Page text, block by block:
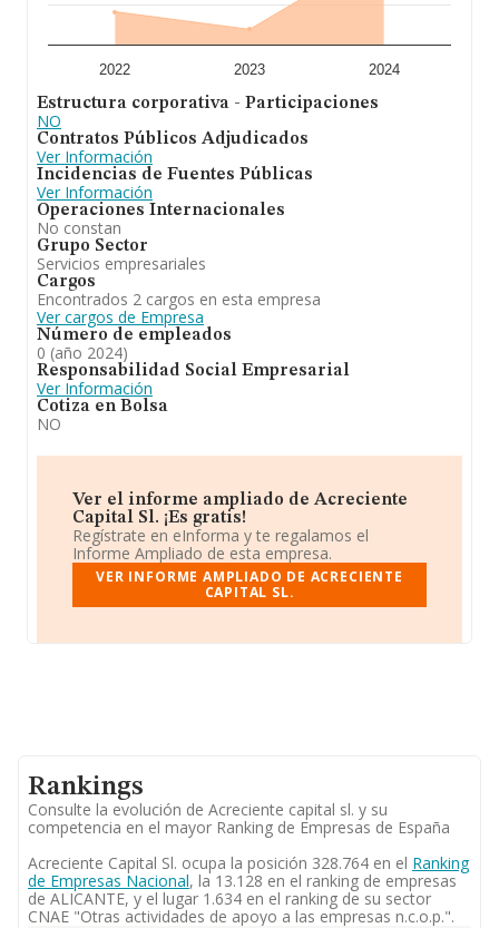
relativa al ámbito de la empresa, la media de
antigüedad desde la constitución es de 18 años. Los
empleados de media son 4.
está enfocada en actuar habitualmente en las
negociaciones o formalización de operaciones típicas
de una entidad de crédito en nombre o por cuenta de
esta, con el carácter de agente de entidad de crédito en
las condiciones y requisitos del art. 22 del real decreto
1245/1995, de 14 de julio, sobre creación de bancos,. En
el ranking de provincia, la compañía ha experimentado
una subida.
2022 2023 2024
Estructura corporativa - Participaciones
NO
Contratos Públicos Adjudicados
Ver Información
Incidencias de Fuentes Públicas
Ver Información
Operaciones Internacionales
No constan
Grupo Sector
Servicios empresariales
Cargos
Encontrados 2 cargos en esta empresa
Ver cargos de Empresa
Número de empleados
0 (año 2024)
Responsabilidad Social Empresarial
Ver Información
Cotiza en Bolsa
NO
Ver el informe ampliado de Acreciente
Capital Sl. ¡Es gratis!
Regístrate en eInforma y te regalamos el
Informe Ampliado de esta empresa.
VER INFORME AMPLIADO DE ACRECIENTE
CAPITAL SL.
Rankings
Consulte la evolución de Acreciente capital sl. y su
competencia en el mayor Ranking de Empresas de España
Acreciente Capital Sl. ocupa la posición 328.764 en el Ranking
de Empresas Nacional, la 13.128 en el ranking de empresas
de ALICANTE, y el lugar 1.634 en el ranking de su sector
CNAE "Otras actividades de apoyo a las empresas n.c.o.p.".